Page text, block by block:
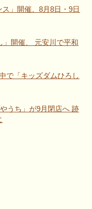
」開催、8月8日・9日
」開催、 元安川で平和
で「キッズダムひろし
うち」が9月閉店へ 跡